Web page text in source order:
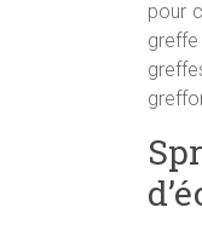
pour